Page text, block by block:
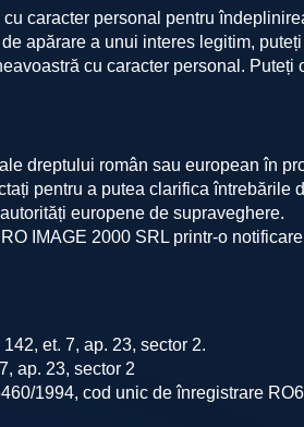
caracter personal pentru
apărare a unui interes legitim,
cu caracter personal.
dreptului român sau european în
pentru a putea clarifica
europene de supraveghere.
IMAGE 2000 SRL printr-o
et. 7, ap. 23, sector 2.
ap. 23, sector 2
1994, cod unic de înregistrare